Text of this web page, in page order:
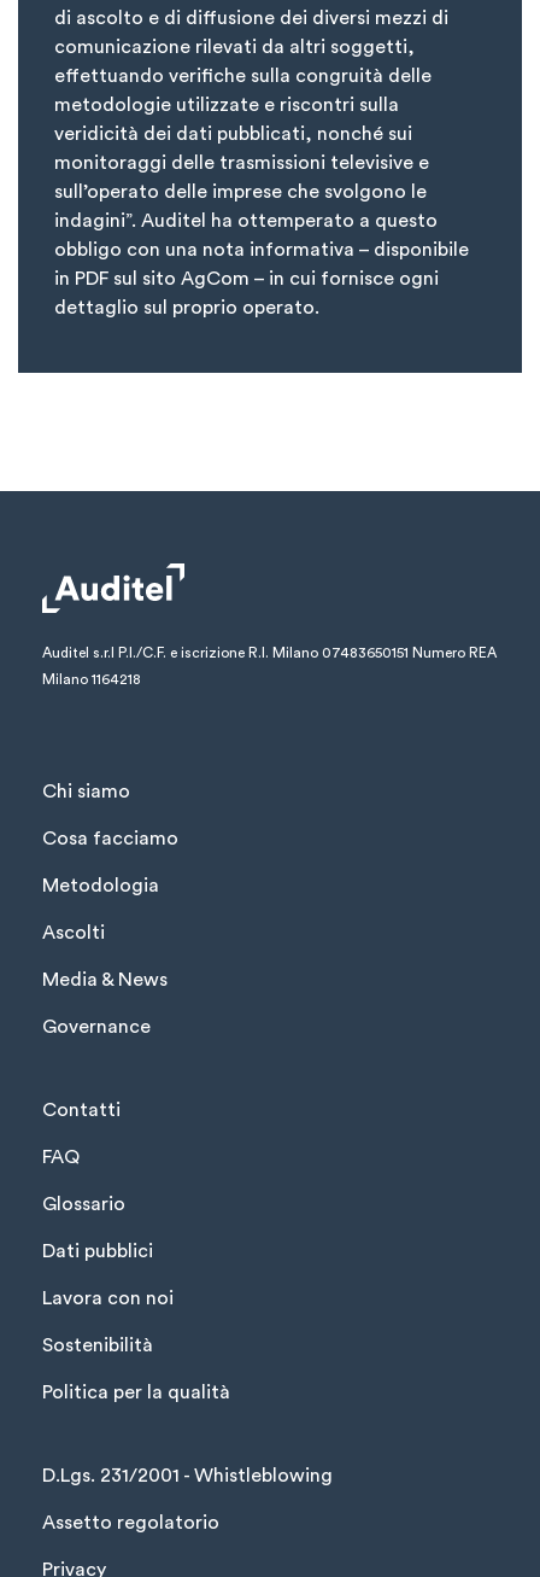
di ascolto e di diffusione dei diversi mezzi di
comunicazione rilevati da altri soggetti,
effettuando verifiche sulla congruità delle
metodologie utilizzate e riscontri sulla
veridicità dei dati pubblicati, nonché sui
monitoraggi delle trasmissioni televisive e
sull’operato delle imprese che svolgono le
indagini”. Auditel ha ottemperato a questo
obbligo con una nota informativa – disponibile
in PDF sul sito AgCom – in cui fornisce ogni
dettaglio sul proprio operato.
Auditel s.r.l P.I./C.F. e iscrizione R.I. Milano 07483650151 Numero REA
Milano 1164218
Chi siamo
Cosa facciamo
Metodologia
Ascolti
Media & News
Governance
Contatti
FAQ
Glossario
Dati pubblici
Lavora con noi
Sostenibilità
Politica per la qualità
D.Lgs. 231/2001 - Whistleblowing
Assetto regolatorio
Privacy